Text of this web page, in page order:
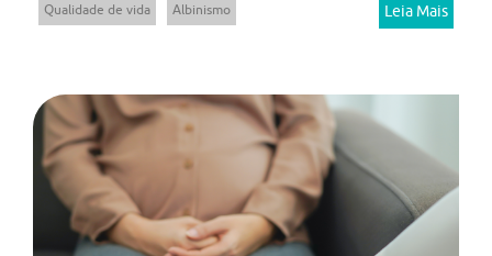
Qualidade de vida Albinismo Leia Mais